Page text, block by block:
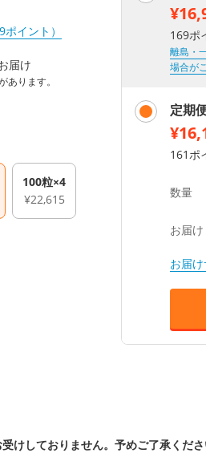
イント）
届け
ります。
100粒×4
¥22,615
169ポ
離島・
場合が
定期
161ポ
数量
お届け
お届
けしておりません。予めご了承くださ